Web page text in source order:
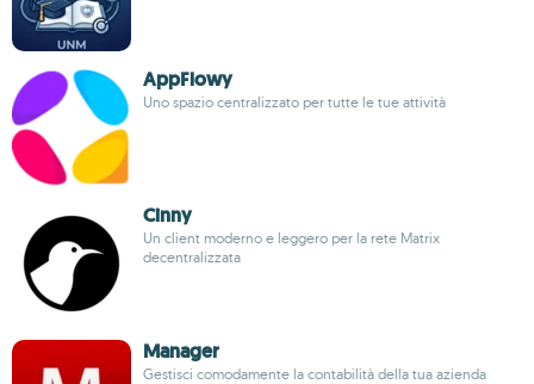
AppFlowy
Uno spazio centralizzato per tutte le tue attività
Cinny
Un client moderno e leggero per la rete Matrix
decentralizzata
Manager
Gestisci comodamente la contabilità della tua azienda